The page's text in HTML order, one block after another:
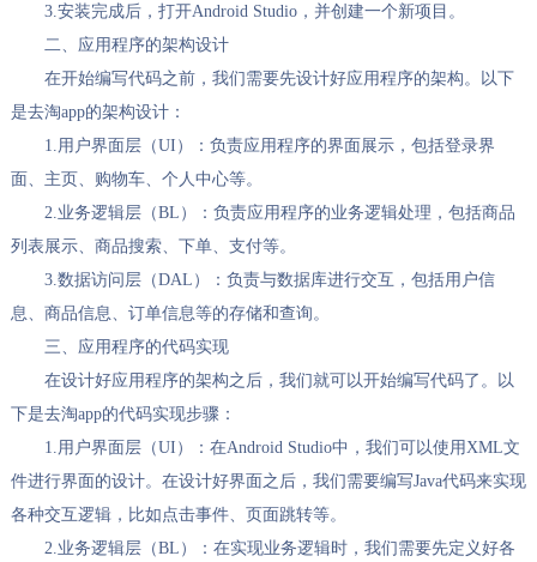
3.安装完成后，打开Android Studio，并创建一个新项目。
二、应用程序的架构设计
在开始编写代码之前，我们需要先设计好应用程序的架构。以下
是去淘app的架构设计：
1.用户界面层（UI）：负责应用程序的界面展示，包括登录界
面、主页、购物车、个人中心等。
2.业务逻辑层（BL）：负责应用程序的业务逻辑处理，包括商品
列表展示、商品搜索、下单、支付等。
3.数据访问层（DAL）：负责与数据库进行交互，包括用户信
息、商品信息、订单信息等的存储和查询。
三、应用程序的代码实现
在设计好应用程序的架构之后，我们就可以开始编写代码了。以
下是去淘app的代码实现步骤：
1.用户界面层（UI）：在Android Studio中，我们可以使用XML文
件进行界面的设计。在设计好界面之后，我们需要编写Java代码来实现
各种交互逻辑，比如点击事件、页面跳转等。
2.业务逻辑层（BL）：在实现业务逻辑时，我们需要先定义好各